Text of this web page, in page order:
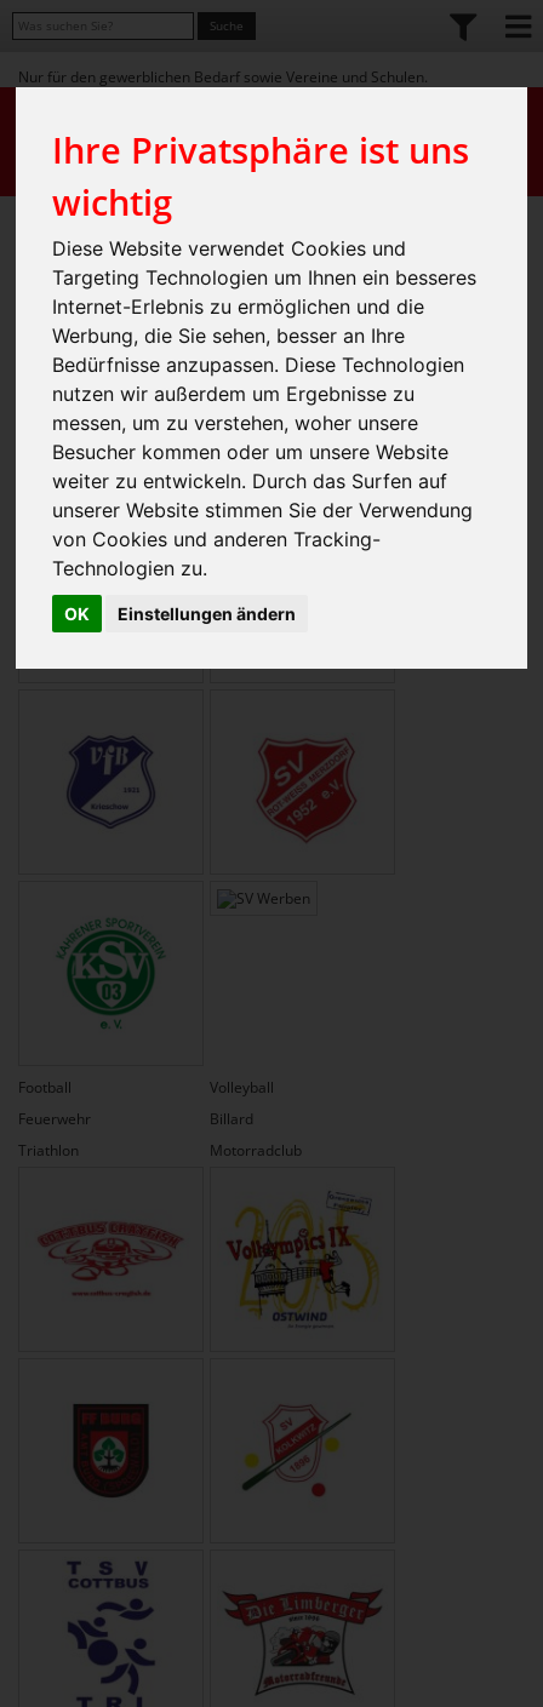
Ihre Privatsphäre ist uns
wichtig
Diese Website verwendet Cookies und
Targeting Technologien um Ihnen ein besseres
Internet-Erlebnis zu ermöglichen und die
Werbung, die Sie sehen, besser an Ihre
Bedürfnisse anzupassen. Diese Technologien
nutzen wir außerdem um Ergebnisse zu
messen, um zu verstehen, woher unsere
Besucher kommen oder um unsere Website
weiter zu entwickeln. Durch das Surfen auf
unserer Website stimmen Sie der Verwendung
von Cookies und anderen Tracking-
Technologien zu.
OK Einstellungen ändern
Nur für den gewerblichen Bedarf sowie Vereine und Schulen.
Seit der Gründung unseres Unternehmens unterstützen wir zahlreiche regionale
Vereine, Projekte und Organisationen
Handball Fußball
Football
Volleyball
Feuerwehr
Billard
Triathlon
Motorradclub